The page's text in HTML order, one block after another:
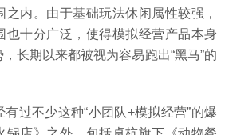
内。由于基础玩法休闲属性较强，
也十分广泛，使得模拟经营产品本身
长期以来都被视为容易跑出“黑马”的
过不少这种“小团队+模拟经营”的爆